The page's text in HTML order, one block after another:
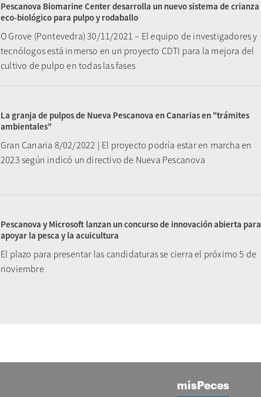
Pescanova Biomarine Center desarrolla un nuevo sistema de crianza
eco-biológico para pulpo y rodaballo
O Grove (Pontevedra) 30/11/2021 – El equipo de investigadores y
tecnólogos está inmerso en un proyecto CDTI para la mejora del
cultivo de pulpo en todas las fases
La granja de pulpos de Nueva Pescanova en Canarias en "trámites
ambientales"
Gran Canaria 8/02/2022 | El proyecto podría estar en marcha en
2023 según indicó un directivo de Nueva Pescanova
Pescanova y Microsoft lanzan un concurso de innovación abierta para
apoyar la pesca y la acuicultura
El plazo para presentar las candidaturas se cierra el próximo 5 de
noviembre
misPeces